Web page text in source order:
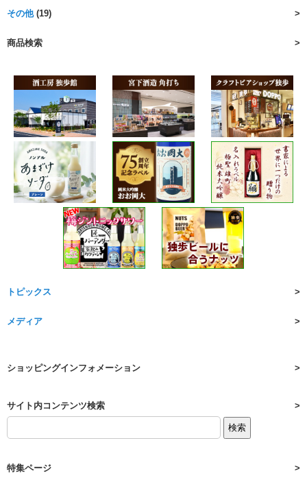
その他(19)
商品検索
トピックス
メディア
ショッピングインフォメーション
サイト内コンテンツ検索
特集ページ